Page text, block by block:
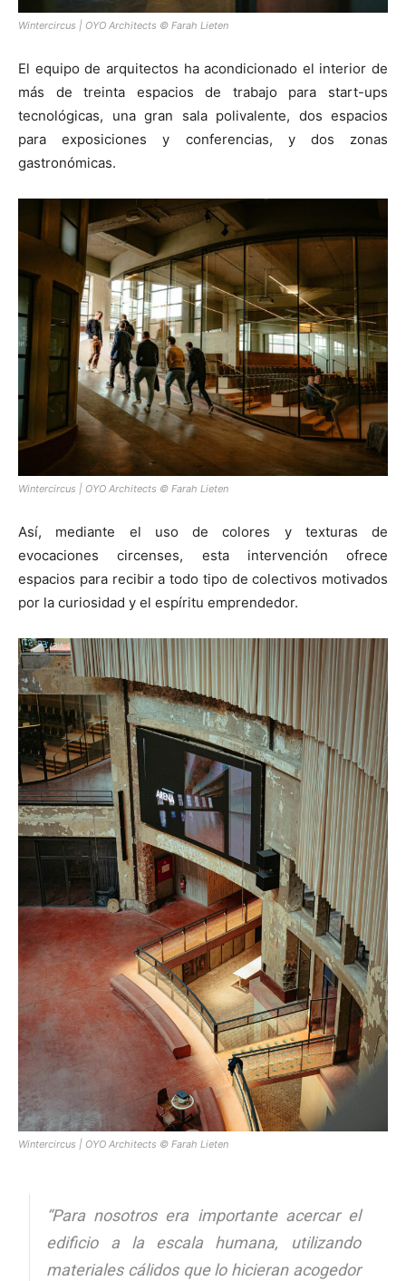
Wintercircus | OYO Architects © Farah Lieten
El equipo de arquitectos ha acondicionado el interior de
más de treinta espacios de trabajo para start-ups
tecnológicas, una gran sala polivalente, dos espacios
para exposiciones y conferencias, y dos zonas
gastronómicas.
Wintercircus | OYO Architects © Farah Lieten
Así, mediante el uso de colores y texturas de
evocaciones circenses, esta intervención ofrece
espacios para recibir a todo tipo de colectivos motivados
por la curiosidad y el espíritu emprendedor.
Wintercircus | OYO Architects © Farah Lieten
“Para nosotros era importante acercar el
edificio a la escala humana, utilizando
materiales cálidos que lo hicieran acogedor